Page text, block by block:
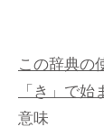
この辞典の
「き」で始
意味